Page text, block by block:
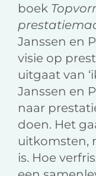
boek
Janssen en
visie op
uitgaat van
Janssen en
naar
doen. Het
uitkomsten,
is. Hoe